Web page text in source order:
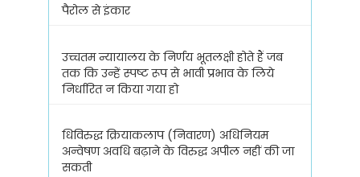
पैरोल से इंकार
उच्चतम न्यायालय के निर्णय भूतलक्षी होते हैं जब
तक कि उन्हें स्पष्ट रूप से भावी प्रभाव के लिये
निर्धारित न किया गया हो
धिविरुद्ध क्रियाकलाप (निवारण) अधिनियम
अन्वेषण अवधि बढ़ाने के विरुद्ध अपील नहीं की जा
सकती